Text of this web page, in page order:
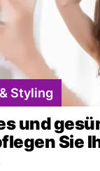
Styling
und
Sie